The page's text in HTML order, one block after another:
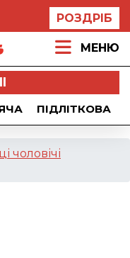
РОЗДРІБ
МЕНЮ
ПІДЛІТКОВА
чоловічі